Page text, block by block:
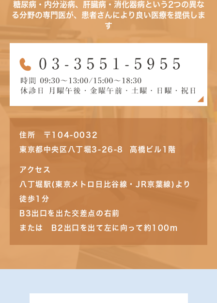
糖尿病・内分泌病、肝臓病・消化器病という2つの異な
る分野の専門医が、患者さんにより良い医療を提供しま
す
住所 〒104-0032
東京都中央区八丁堀3-26-8 高橋ビル1階
アクセス
八丁堀駅(東京メトロ日比谷線・JR京葉線)より
徒歩1分
B3出口を出た交差点の右前
または B2出口を出て左に向って約100m